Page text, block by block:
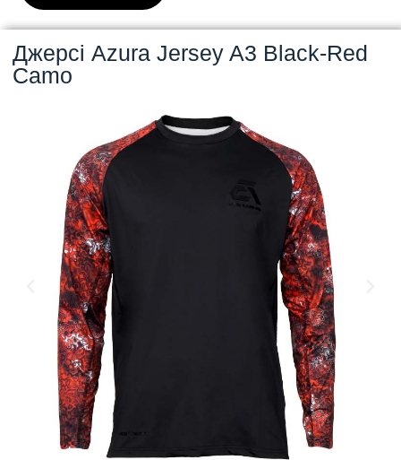
Джерсі Azura Jersey A3 Black-Red
Camo